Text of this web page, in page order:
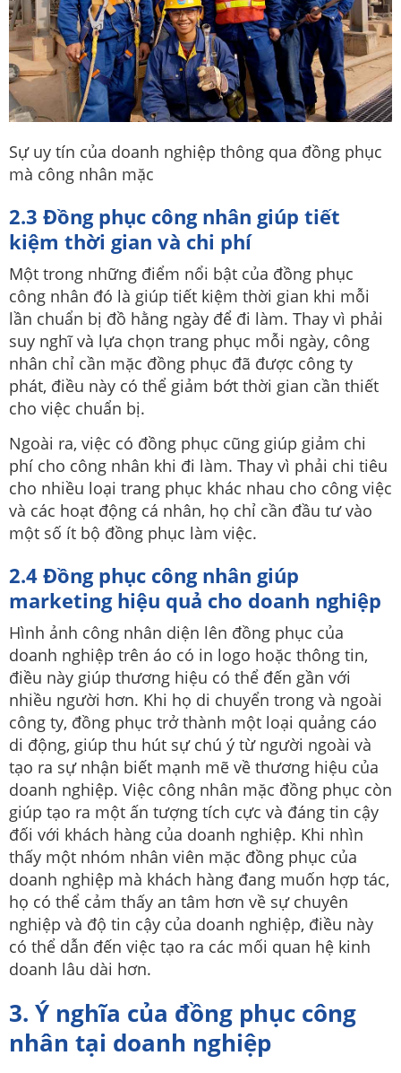
Sự uy tín của doanh nghiệp thông qua đồng phục
mà công nhân mặc
2.3 Đồng phục công nhân giúp tiết
kiệm thời gian và chi phí
Một trong những điểm nổi bật của đồng phục
công nhân đó là giúp tiết kiệm thời gian khi mỗi
lần chuẩn bị đồ hằng ngày để đi làm. Thay vì phải
suy nghĩ và lựa chọn trang phục mỗi ngày, công
nhân chỉ cần mặc đồng phục đã được công ty
phát, điều này có thể giảm bớt thời gian cần thiết
cho việc chuẩn bị.
Ngoài ra, việc có đồng phục cũng giúp giảm chi
phí cho công nhân khi đi làm. Thay vì phải chi tiêu
cho nhiều loại trang phục khác nhau cho công việc
và các hoạt động cá nhân, họ chỉ cần đầu tư vào
một số ít bộ đồng phục làm việc.
2.4 Đồng phục công nhân giúp
marketing hiệu quả cho doanh nghiệp
Hình ảnh công nhân diện lên đồng phục của
doanh nghiệp trên áo có in logo hoặc thông tin,
điều này giúp thương hiệu có thể đến gần với
nhiều người hơn. Khi họ di chuyển trong và ngoài
công ty, đồng phục trở thành một loại quảng cáo
di động, giúp thu hút sự chú ý từ người ngoài và
tạo ra sự nhận biết mạnh mẽ về thương hiệu của
doanh nghiệp. Việc công nhân mặc đồng phục còn
giúp tạo ra một ấn tượng tích cực và đáng tin cậy
đối với khách hàng của doanh nghiệp. Khi nhìn
thấy một nhóm nhân viên mặc đồng phục của
doanh nghiệp mà khách hàng đang muốn hợp tác,
họ có thể cảm thấy an tâm hơn về sự chuyên
nghiệp và độ tin cậy của doanh nghiệp, điều này
có thể dẫn đến việc tạo ra các mối quan hệ kinh
doanh lâu dài hơn.
3. Ý nghĩa của đồng phục công
nhân tại doanh nghiệp